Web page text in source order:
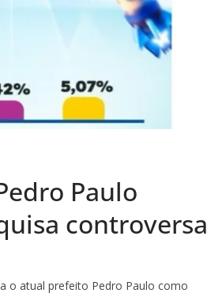
Paulo
controversa
o atual prefeito Pedro Paulo como